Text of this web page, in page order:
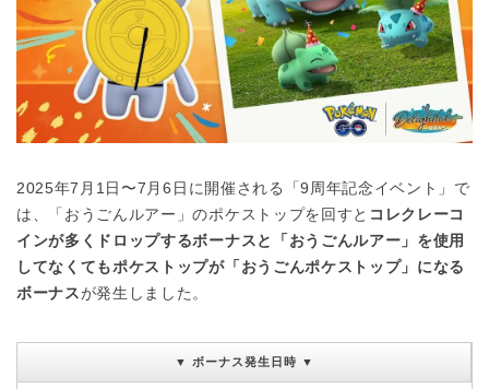
2025年7月1日〜7月6日に開催される「9周年記念イベント」で
は、「おうごんルアー」のポケストップを回すと コレクレーコ
インが多くドロップするボーナスと「おうごんルアー」を使用
してなくてもポケストップが「おうごんポケストップ」になる
ボーナスが発生しました。
▼ ボーナス発生日時 ▼